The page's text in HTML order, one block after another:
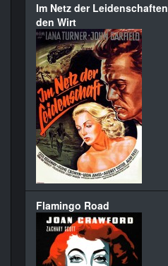
Im Netz der
den Wirt
Flamingo Road